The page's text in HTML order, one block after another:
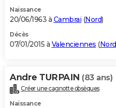
Naissance
20/06/1963 à Cambrai (Nord)
Décès
07/01/2015 à Valenciennes (Nord
Andre TURPAIN (83 ans)
Créer une cagnotte obsèques
Naissance